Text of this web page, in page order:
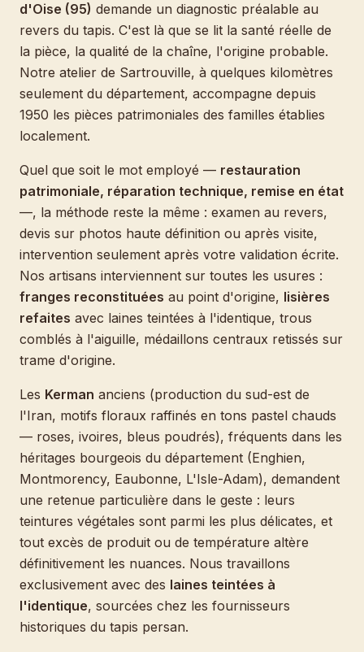
d'Oise (95) demande un diagnostic préalable au
revers du tapis. C'est là que se lit la santé réelle de
la pièce, la qualité de la chaîne, l'origine probable.
Notre atelier de Sartrouville, à quelques kilomètres
seulement du département, accompagne depuis
1950 les pièces patrimoniales des familles établies
localement.
Quel que soit le mot employé — restauration
patrimoniale, réparation technique, remise en état
—, la méthode reste la même : examen au revers,
devis sur photos haute définition ou après visite,
intervention seulement après votre validation écrite.
Nos artisans interviennent sur toutes les usures :
franges reconstituées au point d'origine, lisières
refaites avec laines teintées à l'identique, trous
comblés à l'aiguille, médaillons centraux retissés sur
trame d'origine.
Les Kerman anciens (production du sud-est de
l'Iran, motifs floraux raffinés en tons pastel chauds
— roses, ivoires, bleus poudrés), fréquents dans les
héritages bourgeois du département (Enghien,
Montmorency, Eaubonne, L'Isle-Adam), demandent
une retenue particulière dans le geste : leurs
teintures végétales sont parmi les plus délicates, et
tout excès de produit ou de température altère
définitivement les nuances. Nous travaillons
exclusivement avec des laines teintées à
l'identique, sourcées chez les fournisseurs
historiques du tapis persan.